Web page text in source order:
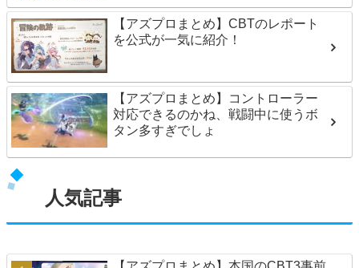
【アズプロまとめ】CBTのレポート
を公式が一気に紹介！
【アズプロまとめ】コントローラー
対応できるのかね、戦闘中に使うボ
タン多すぎでしょ
人気記事